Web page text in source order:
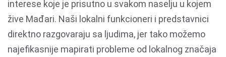
interese koje je prisutno u svakom naselju u kojem
žive Mađari. Naši lokalni funkcioneri i predstavnici
direktno razgovaraju sa ljudima, jer tako možemo
najefikasnije mapirati probleme od lokalnog značaja